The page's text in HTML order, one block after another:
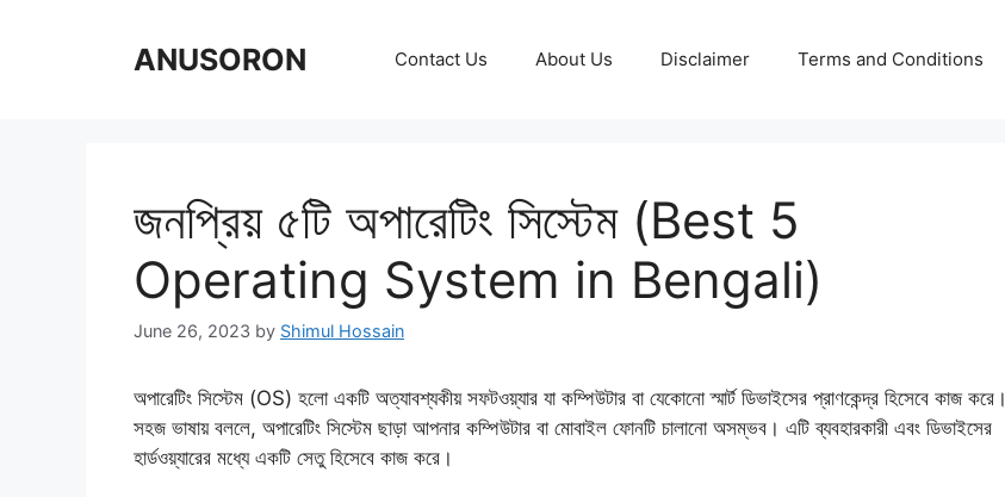
ANUSORON Contact Us About Us Disclaimer Terms and Conditions
জনপ্রিয় ৫টি অপারেটিং সিস্টেম (Best 5
Operating System in Bengali)
June 26, 2023 by Shimul Hossain
অপারেটিং সিস্টেম (OS) হলো একটি অত্যাবশ্যকীয় সফটওয়্যার যা কম্পিউটার বা যেকোনো স্মার্ট ডিভাইসের প্রাণকেন্দ্র হিসেবে কাজ করে।
সহজ ভাষায় বললে, অপারেটিং সিস্টেম ছাড়া আপনার কম্পিউটার বা মোবাইল ফোনটি চালানো অসম্ভব। এটি ব্যবহারকারী এবং ডিভাইসের
হার্ডওয়্যারের মধ্যে একটি সেতু হিসেবে কাজ করে।